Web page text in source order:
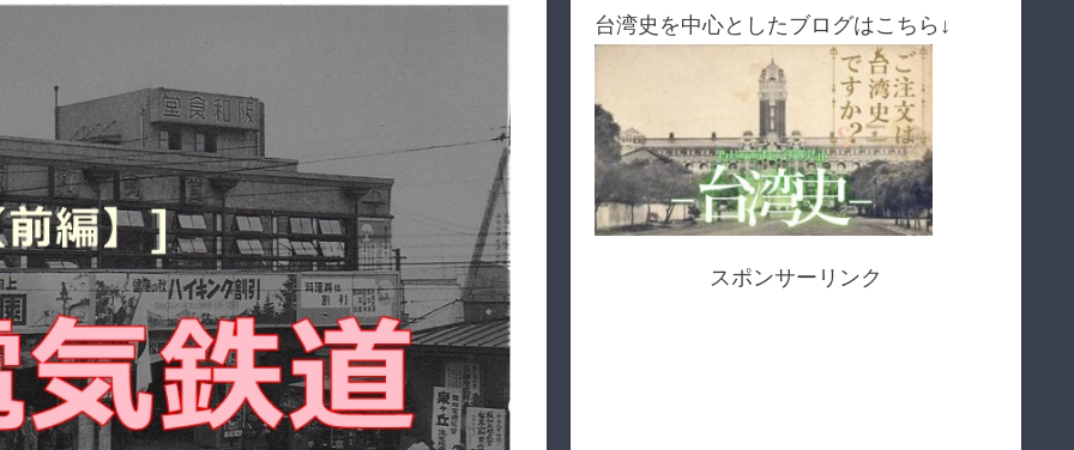
台湾史を中心としたブログはこちら↓
スポンサーリンク